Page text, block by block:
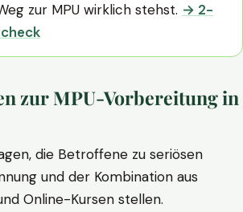
zur MPU wirklich stehst. → 2-
zur MPU-Vorbereitung in
die Betroffene zu seriösen
und der Kombination aus
Online-Kursen stellen.